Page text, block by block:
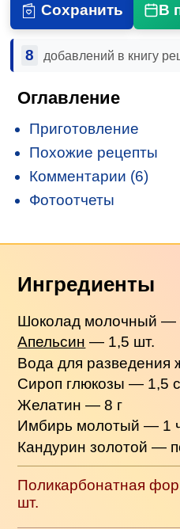
Сохранить В
8 добавлений в книгу
Оглавление
Приготовление
Похожие рецепты
Комментарии (6)
Фотоотчеты
Ингредиенты
Шоколад молочный —
Апельсин — 1,5 шт.
Вода для разведения
Сироп глюкозы — 1,5
Желатин — 8 г
Имбирь молотый — 1
Кандурин золотой —
Поликарбонатная
шт.